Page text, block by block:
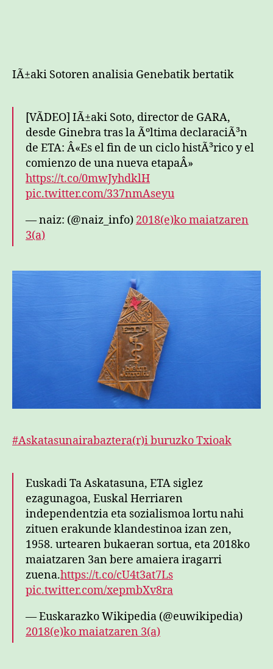
IÃ±aki Sotoren analisia Genebatik bertatik
[VÃDEO] IÃ±aki Soto, director de GARA,
desde Ginebra tras la Ãºltima declaraciÃ³n
de ETA: Â«Es el fin de un ciclo histÃ³rico y el
comienzo de una nueva etapaÂ»
https://t.co/0mwJyhdklH
pic.twitter.com/337nmAseyu
— naiz: (@naiz_info) 2018(e)ko maiatzaren
3(a)
#Askatasunairabaztera(r)i buruzko Txioak
Euskadi Ta Askatasuna, ETA siglez
ezagunagoa, Euskal Herriaren
independentzia eta sozialismoa lortu nahi
zituen erakunde klandestinoa izan zen,
1958. urtearen bukaeran sortua, eta 2018ko
maiatzaren 3an bere amaiera iragarri
zuena.https://t.co/cU4t3at7Ls
pic.twitter.com/xepmbXv8ra
— Euskarazko Wikipedia (@euwikipedia)
2018(e)ko maiatzaren 3(a)